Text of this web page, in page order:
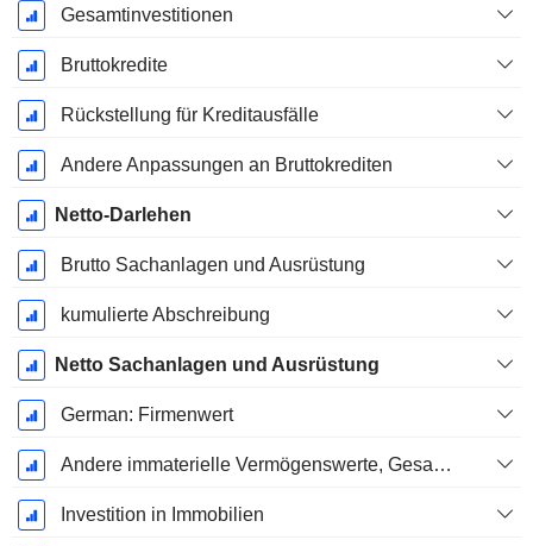
Gesamtinvestitionen
Bruttokredite
Rückstellung für Kreditausfälle
Andere Anpassungen an Bruttokrediten
Netto-Darlehen
Brutto Sachanlagen und Ausrüstung
kumulierte Abschreibung
Netto Sachanlagen und Ausrüstung
German: Firmenwert
Andere immaterielle Vermögenswerte, Gesamt - (Modellspezifisch)
Investition in Immobilien